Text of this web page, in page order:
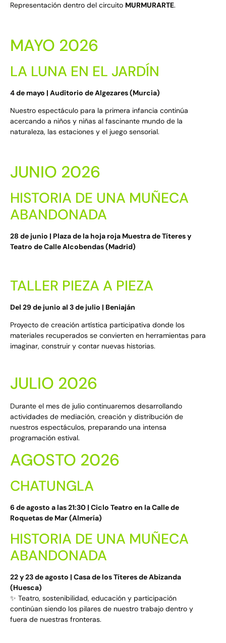
Representación dentro del circuito MURMURARTE.
MAYO 2026
LA LUNA EN EL JARDÍN
4 de mayo | Auditorio de Algezares (Murcia)
Nuestro espectáculo para la primera infancia continúa
acercando a niños y niñas al fascinante mundo de la
naturaleza, las estaciones y el juego sensorial.
JUNIO 2026
HISTORIA DE UNA MUÑECA
ABANDONADA
28 de junio | Plaza de la hoja roja Muestra de Títeres y
Teatro de Calle Alcobendas (Madrid)
TALLER PIEZA A PIEZA
Del 29 de junio al 3 de julio | Beniaján
Proyecto de creación artística participativa donde los
materiales recuperados se convierten en herramientas para
imaginar, construir y contar nuevas historias.
JULIO 2026
Durante el mes de julio continuaremos desarrollando
actividades de mediación, creación y distribución de
nuestros espectáculos, preparando una intensa
programación estival.
AGOSTO 2026
CHATUNGLA
6 de agosto a las 21:30 | Ciclo Teatro en la Calle de
Roquetas de Mar (Almería)
HISTORIA DE UNA MUÑECA
ABANDONADA
22 y 23 de agosto | Casa de los Títeres de Abizanda
(Huesca)
✨ Teatro, sostenibilidad, educación y participación
continúan siendo los pilares de nuestro trabajo dentro y
fuera de nuestras fronteras.